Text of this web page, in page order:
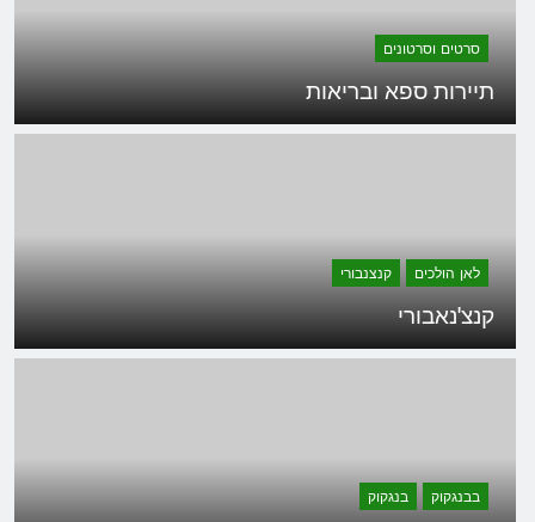
סרטים וסרטונים
תיירות ספא ובריאות
לאן הולכים קנצנבורי
קנצ'נאבורי
בבנגקוק בנגקוק